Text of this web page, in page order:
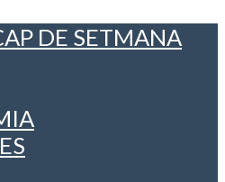
DE SETMANA